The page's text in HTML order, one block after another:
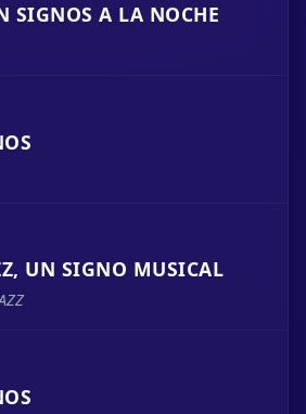
SIGNOS A LA NOCHE
UN SIGNO MUSICAL